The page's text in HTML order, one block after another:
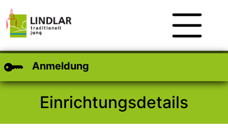
Anmeldung
Einrichtungsdetails